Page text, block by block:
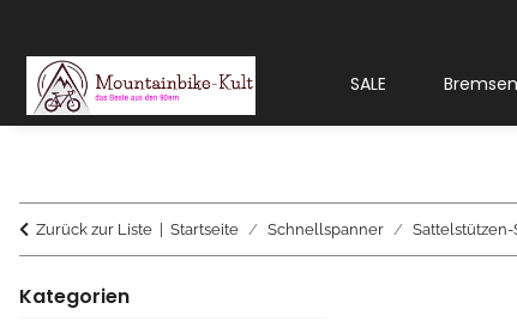
SALE Bremsen
Zurück zur Liste Startseite Schnellspanner
Kategorien